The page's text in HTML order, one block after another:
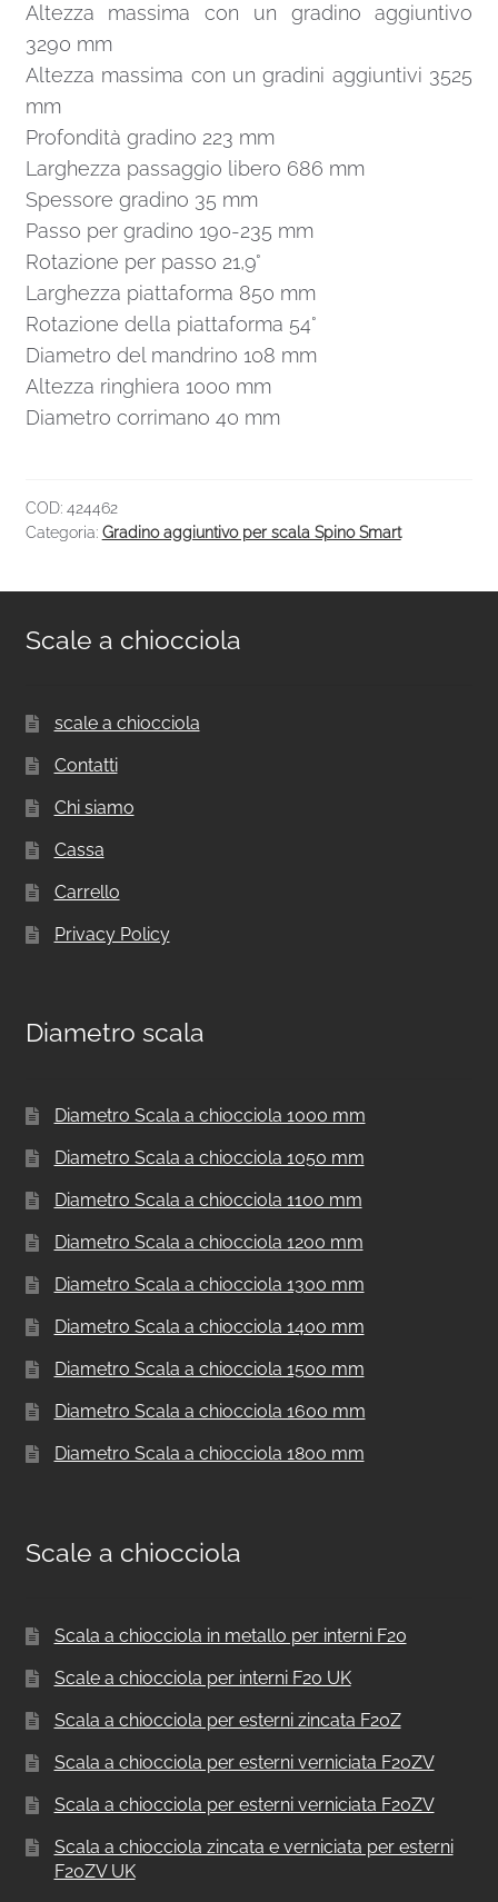
Altezza massima con un gradino aggiuntivo
3290 mm
Altezza massima con un gradini aggiuntivi 3525
mm
Profondità gradino 223 mm
Larghezza passaggio libero 686 mm
Spessore gradino 35 mm
Passo per gradino 190-235 mm
Rotazione per passo 21,9°
Larghezza piattaforma 850 mm
Rotazione della piattaforma 54°
Diametro del mandrino 108 mm
Altezza ringhiera 1000 mm
Diametro corrimano 40 mm
COD: 424462
Categoria: Gradino aggiuntivo per scala Spino Smart
Scale a chiocciola
scale a chiocciola
Contatti
Chi siamo
Cassa
Carrello
Privacy Policy
Diametro scala
Diametro Scala a chiocciola 1000 mm
Diametro Scala a chiocciola 1050 mm
Diametro Scala a chiocciola 1100 mm
Diametro Scala a chiocciola 1200 mm
Diametro Scala a chiocciola 1300 mm
Diametro Scala a chiocciola 1400 mm
Diametro Scala a chiocciola 1500 mm
Diametro Scala a chiocciola 1600 mm
Diametro Scala a chiocciola 1800 mm
Scale a chiocciola
Scala a chiocciola in metallo per interni F20
Scale a chiocciola per interni F20 UK
Scala a chiocciola per esterni zincata F20Z
Scala a chiocciola per esterni verniciata F20ZV
Scala a chiocciola per esterni verniciata F20ZV
Scala a chiocciola zincata e verniciata per esterni
F20ZV UK